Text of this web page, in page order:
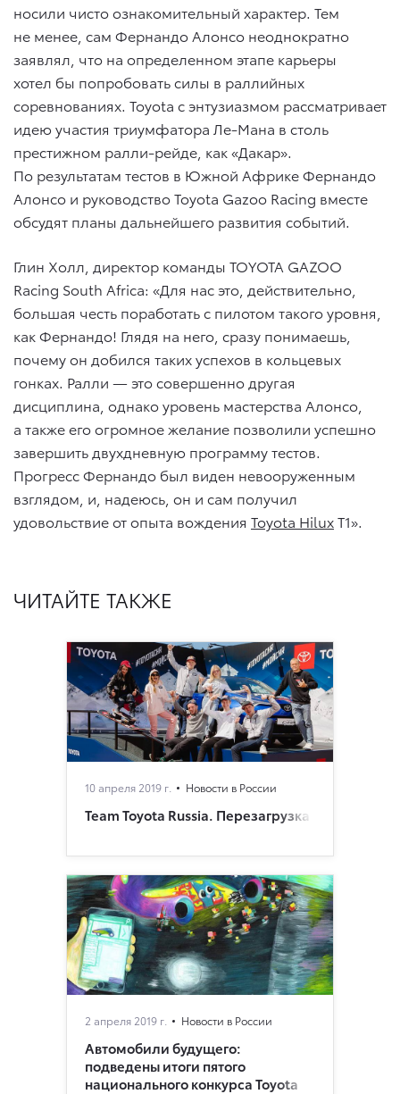
носили чисто ознакомительный характер. Тем
не менее, сам Фернандо Алонсо неоднократно
заявлял, что на определенном этапе карьеры
хотел бы попробовать силы в раллийных
соревнованиях. Toyota c энтузиазмом рассматривает
идею участия триумфатора Ле-Мана в столь
престижном ралли-рейде, как «Дакар».
По результатам тестов в Южной Африке Фернандо
Алонсо и руководство Toyota Gazoo Racing вместе
обсудят планы дальнейшего развития событий.
Глин Холл, директор команды TOYOTA GAZOO
Racing South Africa: «Для нас это, действительно,
большая честь поработать с пилотом такого уровня,
как Фернандо! Глядя на него, сразу понимаешь,
почему он добился таких успехов в кольцевых
гонках. Ралли — это совершенно другая
дисциплина, однако уровень мастерства Алонсо,
а также его огромное желание позволили успешно
завершить двухдневную программу тестов.
Прогресс Фернандо был виден невооруженным
взглядом, и, надеюсь, он и сам получил
удовольствие от опыта вождения Toyota HiluxT1».
ЧИТАЙТЕ ТАКЖЕ
10 апреля 2019 г. Новости в России
Team Toyota Russia. Перезагрузка
2 апреля 2019 г. Новости в России
Автомобили будущего:
подведены итоги пятого
национального конкурса Toyota